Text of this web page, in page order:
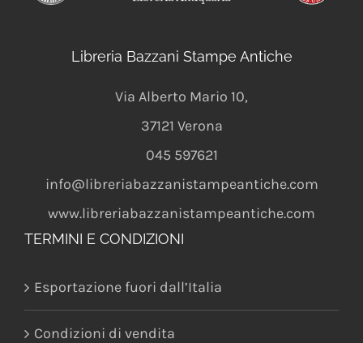
Libreria Bazzani Stampe Antiche
Via Alberto Mario 10,
37121 Verona
045 597621
info@libreriabazzanistampeantiche.com
www.libreriabazzanistampeantiche.com
TERMINI E CONDIZIONI
Esportazione fuori dall’Italia
Condizioni di vendita